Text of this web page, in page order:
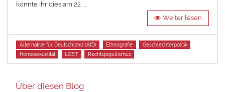
könnte ihr dies am 22. …
Weiter lesen
Tags
Alternative für Deutschland (AfD) Ethnografie
Geschlechterpolitik
Homosexualität
LGBT Rechtspopulismus
Über diesen Blog